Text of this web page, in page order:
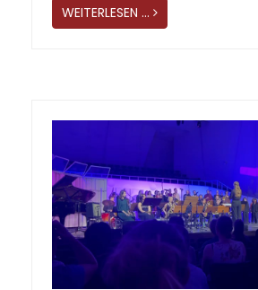
WEITERLESEN …